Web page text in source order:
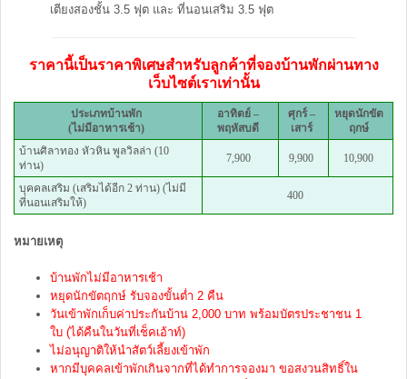
เตียงสองชั้น 3.5 ฟุต และ ที่นอนเสริม 3.5 ฟุต
ราคานี้เป็นราคาพิเศษสำหรับลูกค้าที่จองบ้านพักผ่านทาง
เว็บไซต์เราเท่านั้น
ประเภทบ้านพัก
(ไม่มีอาหารเช้า)
อาทิตย์ –
พฤหัสบดี
ศุกร์ –
เสาร์
หยุดนักขัต
ฤกษ์
บ้านศิลาทอง หัวหิน พูลวิลล่า (10
ท่าน)
7,900 9,900 10,900
บุคคลเสริม (เสริมได้อีก 2 ท่าน) (ไม่มี
ที่นอนเสริมให้)
400
หมายเหตุ
บ้านพักไม่มีอาหารเช้า
หยุดนักขัตฤกษ์ รับจองขั้นต่ำ 2 คืน
วันเข้าพักเก็บค่าประกันบ้าน 2,000 บาท พร้อมบัตรประชาชน 1
ใบ (ได้คืนในวันที่เช็คเอ้าท์)
ไม่อนุญาติให้นำสัตว์เลี้ยงเข้าพัก
หากมีบุคคลเข้าพักเกินจากที่ได้ทำการจองมา ขอสงวนสิทธิ์ใน